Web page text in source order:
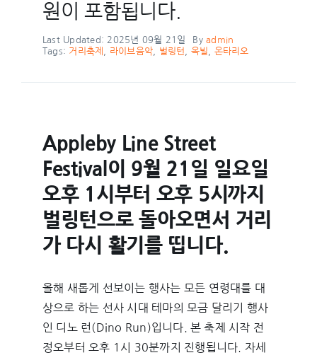
원이 포함됩니다.
Last Updated: 2025년 09월 21일 Byadmin
Tags: 거리축제 라이브음악 벌링턴 옥빌 온타리오
Appleby Line Street
Festival이 9월 21일 일요일
오후 1시부터 오후 5시까지
벌링턴으로 돌아오면서 거리
가 다시 활기를 띱니다.
올해 새롭게 선보이는 행사는 모든 연령대를 대
상으로 하는 선사 시대 테마의 모금 달리기 행사
인 디노 런(Dino Run)입니다. 본 축제 시작 전
정오부터 오후 1시 30분까지 진행됩니다. 자세